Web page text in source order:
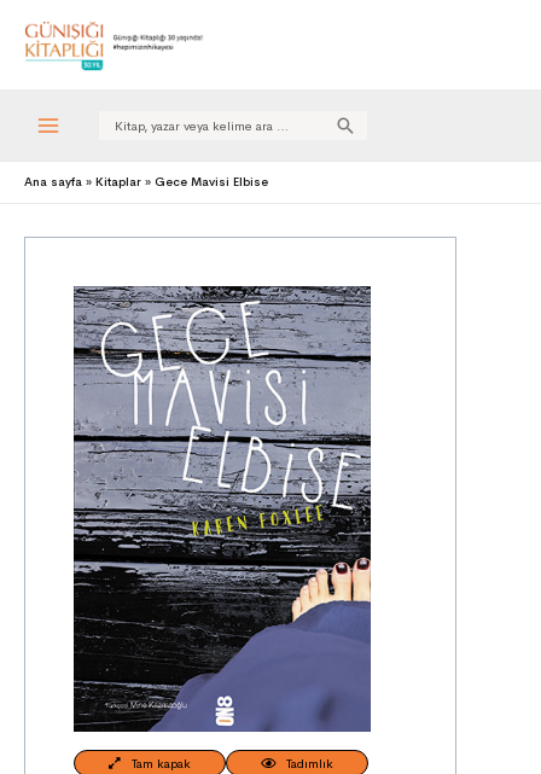
Search
Ana sayfa Kitaplar Gece Mavisi Elbise
Tam kapak Tadımlık